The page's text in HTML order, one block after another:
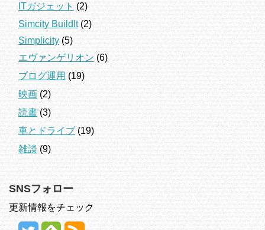
ITガジェット (2)
Simcity BuildIt(2)
Simplicity (5)
エヴァンゲリオン (6)
ブログ運用 (19)
映画 (2)
読書 (3)
車とドライブ (19)
雑談 (9)
SNSフォロー
更新情報をチェック